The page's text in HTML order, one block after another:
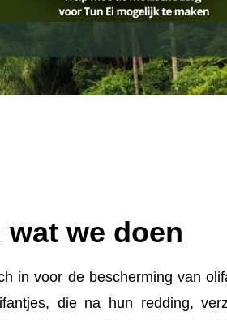
we doen
in voor de bescherming van
die na hun redding,